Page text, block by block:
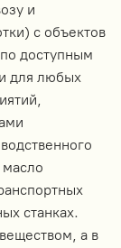
и
с объектов
доступным
для любых
станках.
а в